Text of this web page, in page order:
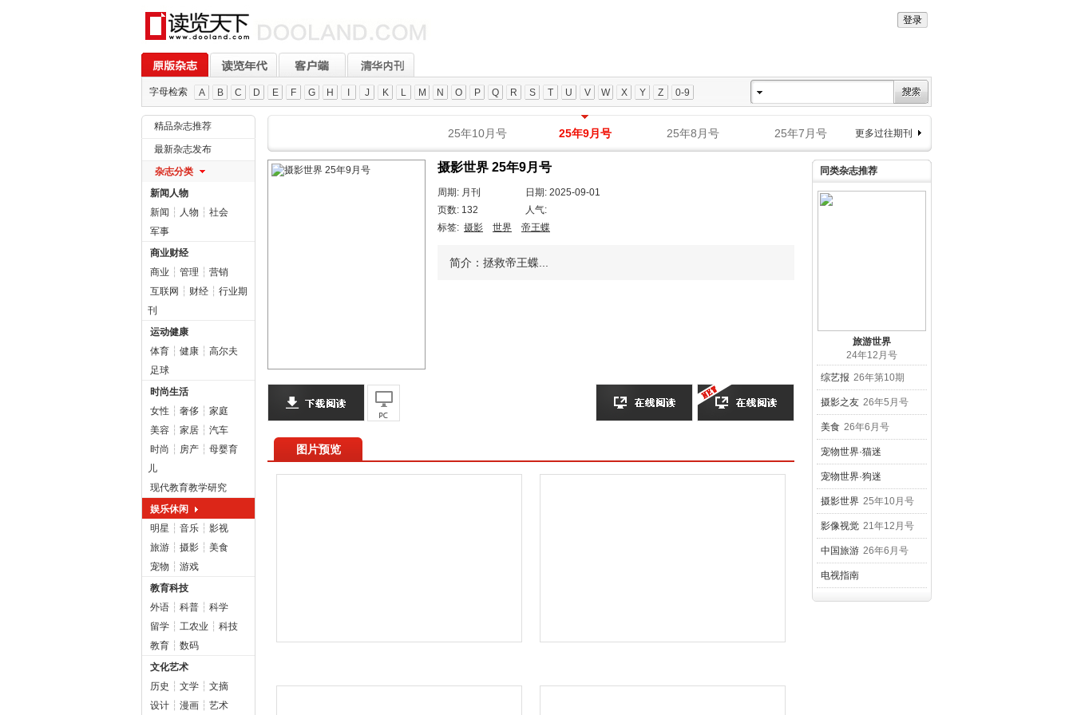
字母检索 A B C D E F G H J K L M N O P Q R S T U V W X Y Z 0-9
精品杂志推荐
最新杂志发布
杂志分类
新闻人物
新闻 ┆ 人物 ┆ 社会
军事
商业财经
商业 ┆ 管理 ┆ 营销
互联网 ┆ 财经 ┆ 行业期
刊
运动健康
体育 ┆ 健康 ┆ 高尔夫
足球
时尚生活
女性 ┆ 奢侈 ┆ 家庭
美容 ┆ 家居 ┆ 汽车
时尚 ┆ 房产 ┆ 母婴育
儿
现代教育教学研究
娱乐休闲
明星 ┆ 音乐 ┆ 影视
旅游 ┆ 摄影 ┆ 美食
宠物 ┆ 游戏
教育科技
外语 ┆ 科普 ┆ 科学
留学 ┆ 工农业 ┆ 科技
教育 ┆ 数码
文化艺术
历史 ┆ 文学 ┆ 文摘
设计 ┆ 漫画 ┆ 艺术
25年10月号 25年9月号 25年8月号 25年7月号 更多过往期刊
摄影世界 25年9月号
周期: 月刊
日期: 2025-09-01
页数: 132
人气:
标签: 摄影 世界 帝王蝶
简介：拯救帝王蝶...
图片预览
同类杂志推荐
旅游世界
24年12月号
综艺报 26年第10期
摄影之友 26年5月号
美食 26年6月号
宠物世界·猫迷
18年6月号
宠物世界·狗迷
18年8月号
摄影世界 25年10月号
影像视觉 21年12月号
中国旅游 26年6月号
电视指南
21年1月上、下合刊